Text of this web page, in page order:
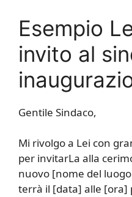
Esempio
invito al
Gentile Sindaco,
Mi rivolgo a Lei con
per invitarLa alla
nuovo [nome del
terrà il [data] alle [ora]